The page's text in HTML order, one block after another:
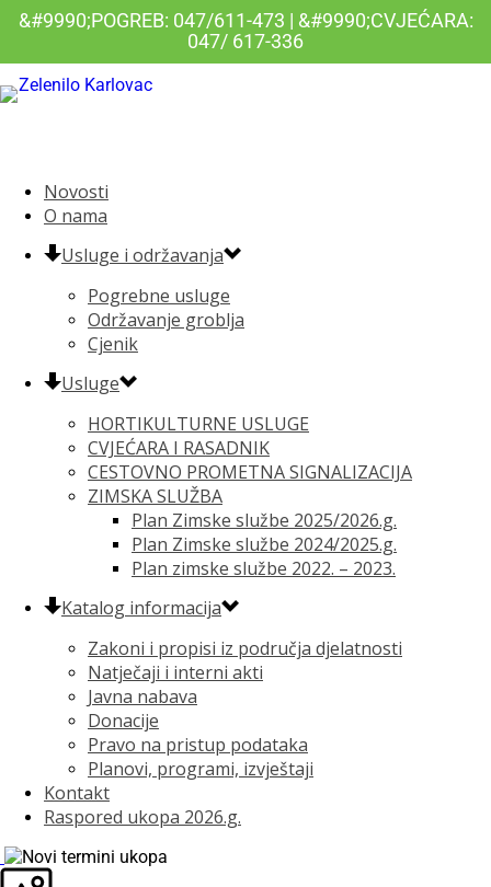
&#9990;POGREB: 047/611-473 | &#9990;CVJEĆARA:
047/ 617-336
Novosti
O nama
Usluge i održavanja
Pogrebne usluge
Održavanje groblja
Cjenik
Usluge
HORTIKULTURNE USLUGE
CVJEĆARA I RASADNIK
CESTOVNO PROMETNA SIGNALIZACIJA
ZIMSKA SLUŽBA
Plan Zimske službe 2025/2026.g.
Plan Zimske službe 2024/2025.g.
Plan zimske službe 2022. – 2023.
Katalog informacija
Zakoni i propisi iz područja djelatnosti
Natječaji i interni akti
Javna nabava
Donacije
Pravo na pristup podataka
Planovi, programi, izvještaji
Kontakt
Raspored ukopa 2026.g.